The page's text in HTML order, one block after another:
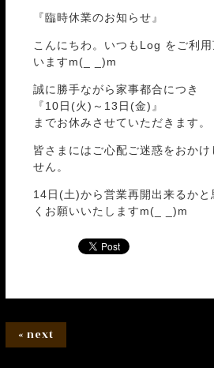
『臨時休業のお知らせ』
こんにちわ。いつもLog をご利
いますm(_ _)m
誠に勝手ながら家事都合につき
『10日(火)～13日(金)』
までお休みさせていただきます。
皆さまにはご心配ご迷惑をおかけ
せん。
14日(土)から営業再開出来るかと
くお願いいたしますm(_ _)m
« next